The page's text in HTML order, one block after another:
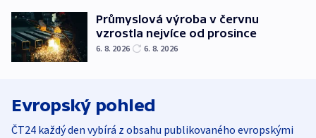
Průmyslová výroba v červnu
vzrostla nejvíce od prosince
6. 8. 2026 6. 8. 2026
Evropský pohled
ČT24 každý den vybírá z obsahu publikovaného evropskými